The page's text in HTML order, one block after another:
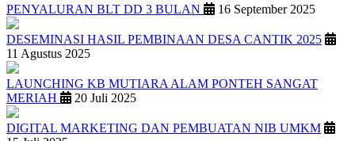
PENYALURAN BLT DD 3 BULAN 16 September 2025
DESEMINASI HASIL PEMBINAAN DESA CANTIK 2025
11 Agustus 2025
LAUNCHING KB MUTIARA ALAM PONTEH SANGAT
MERIAH
20 Juli 2025
DIGITAL MARKETING DAN PEMBUATAN NIB UMKM